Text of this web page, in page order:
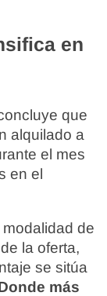
en
que
alquilado a
el mes
en el
de
la oferta,
se sitúa
más